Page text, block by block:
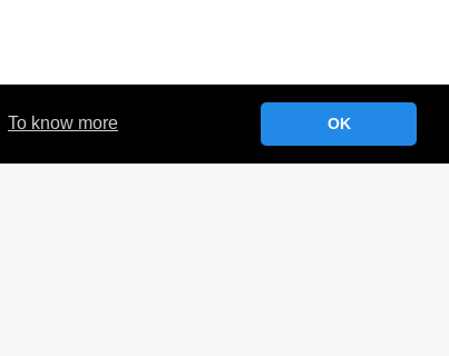
To know more OK